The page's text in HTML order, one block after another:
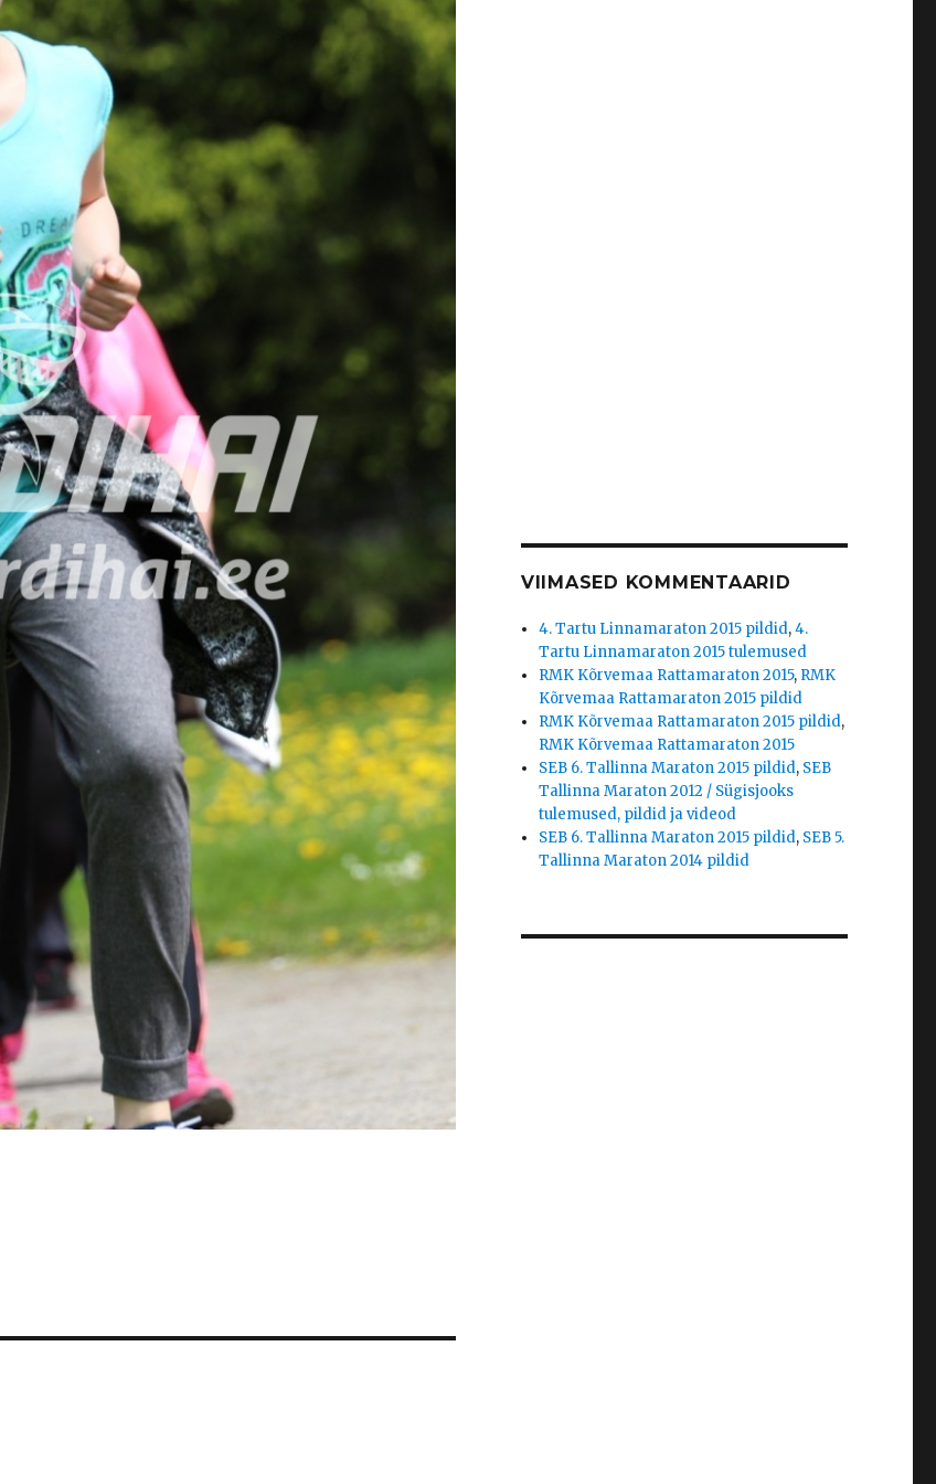
VIIMASED KOMMENTAARID
4. Tartu Linnamaraton 2015 pildid,4.
Tartu Linnamaraton 2015 tulemused
RMK Kõrvemaa Rattamaraton 2015, RMK
Kõrvemaa Rattamaraton 2015 pildid
RMK Kõrvemaa Rattamaraton 2015 pildid,
RMK Kõrvemaa Rattamaraton 2015
SEB 6. Tallinna Maraton 2015 pildid, SEB
Tallinna Maraton 2012 / Sügisjooks
tulemused, pildid ja videod
SEB 6. Tallinna Maraton 2015 pildid, SEB 5.
Tallinna Maraton 2014 pildid